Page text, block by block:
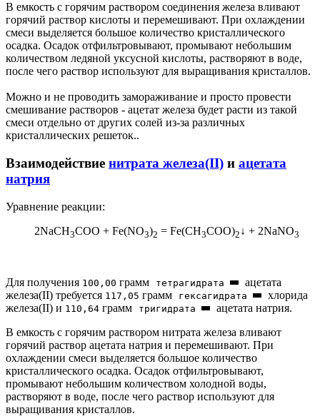
В емкость с горячим раствором соединения железа вливают
горячий раствор кислоты и перемешивают. При охлаждении
смеси выделяется большое количество кристаллического
осадка. Осадок отфильтровывают, промывают небольшим
количеством ледяной уксусной кислоты, растворяют в воде,
после чего раствор используют для выращивания кристаллов.
Можно и не проводить замораживание и просто провести
смешивание растворов - ацетат железа будет расти из такой
смеси отдельно от других солей из-за различных
кристаллических решеток..
Взаимодействие нитрата железа(II) и ацетата
натрия
Уравнение реакции:
2NaCH3COO + Fe(NO3)2 = Fe(CH3COO)2 ↓ + 2NaNO3
Для получения 100,00 грамм тетрагидрата
ацетата
железа(II) требуется 117,05 грамм гексагидрата
хлорида
железа(II) и 110,64 грамм тригидрата
ацетата натрия.
В емкость с горячим раствором нитрата железа вливают
горячий раствор ацетата натрия и перемешивают. При
охлаждении смеси выделяется большое количество
кристаллического осадка. Осадок отфильтровывают,
промывают небольшим количеством холодной воды,
растворяют в воде, после чего раствор используют для
выращивания кристаллов.